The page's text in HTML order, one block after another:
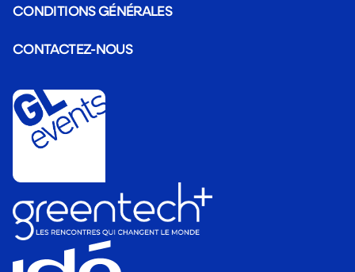
CONDITIONS GÉNÉRALES
CONTACTEZ-NOUS